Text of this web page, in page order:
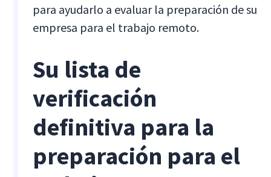
para ayudarlo a evaluar la preparación de su
empresa para el trabajo remoto.
Su lista de
verificación
definitiva para la
preparación para el